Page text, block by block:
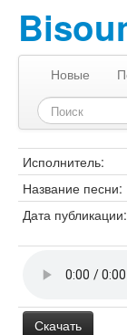
Новые
Исполнитель:
Название песни:
Дата публикации:
Скачать